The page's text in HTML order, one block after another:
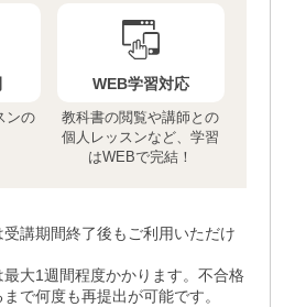
ンの
WEB学習対応
教科書の閲覧や講師との
個人レッスンなど、学習
はWEBで完結！
講期間終了後もご利用いただけ
大1週間程度かかります。不合格
で何度も再提出が可能です。